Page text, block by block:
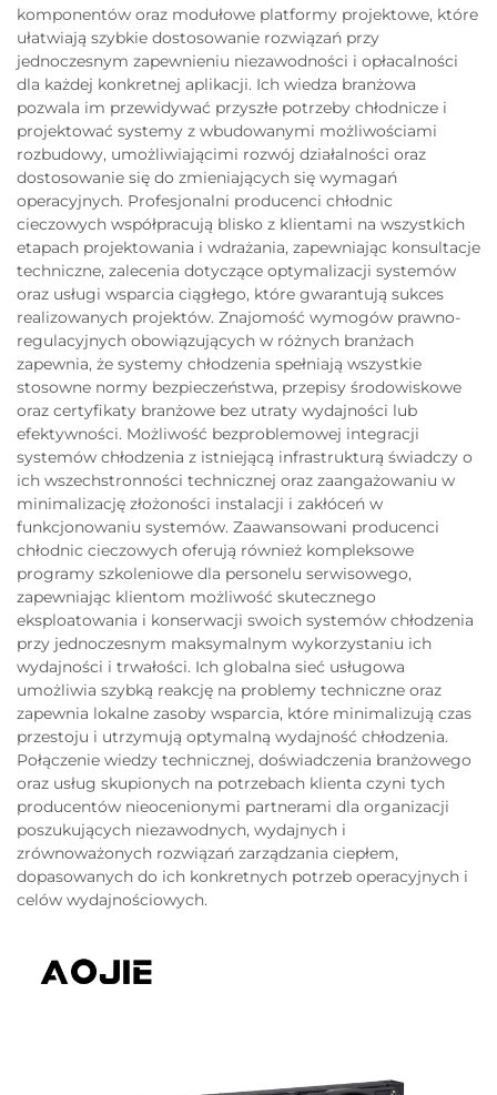
komponentów oraz modułowe platformy projektowe, które
ułatwiają szybkie dostosowanie rozwiązań przy
jednoczesnym zapewnieniu niezawodności i opłacalności
dla każdej konkretnej aplikacji. Ich wiedza branżowa
pozwala im przewidywać przyszłe potrzeby chłodnicze i
projektować systemy z wbudowanymi możliwościami
rozbudowy, umożliwiającimi rozwój działalności oraz
dostosowanie się do zmieniających się wymagań
operacyjnych. Profesjonalni producenci chłodnic
cieczowych współpracują blisko z klientami na wszystkich
etapach projektowania i wdrażania, zapewniając konsultacje
techniczne, zalecenia dotyczące optymalizacji systemów
oraz usługi wsparcia ciągłego, które gwarantują sukces
realizowanych projektów. Znajomość wymogów prawno-
regulacyjnych obowiązujących w różnych branżach
zapewnia, że systemy chłodzenia spełniają wszystkie
stosowne normy bezpieczeństwa, przepisy środowiskowe
oraz certyfikaty branżowe bez utraty wydajności lub
efektywności. Możliwość bezproblemowej integracji
systemów chłodzenia z istniejącą infrastrukturą świadczy o
ich wszechstronności technicznej oraz zaangażowaniu w
minimalizację złożoności instalacji i zakłóceń w
funkcjonowaniu systemów. Zaawansowani producenci
chłodnic cieczowych oferują również kompleksowe
programy szkoleniowe dla personelu serwisowego,
zapewniając klientom możliwość skutecznego
eksploatowania i konserwacji swoich systemów chłodzenia
przy jednoczesnym maksymalnym wykorzystaniu ich
wydajności i trwałości. Ich globalna sieć usługowa
umożliwia szybką reakcję na problemy techniczne oraz
zapewnia lokalne zasoby wsparcia, które minimalizują czas
przestoju i utrzymują optymalną wydajność chłodzenia.
Połączenie wiedzy technicznej, doświadczenia branżowego
oraz usług skupionych na potrzebach klienta czyni tych
producentów nieocenionymi partnerami dla organizacji
poszukujących niezawodnych, wydajnych i
zrównoważonych rozwiązań zarządzania ciepłem,
dopasowanych do ich konkretnych potrzeb operacyjnych i
celów wydajnościowych.